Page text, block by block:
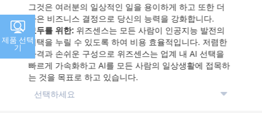
그것은 여러분의 일상적인 일을 용이하게 하고 또한 더
나은 비즈니스 결정으로 당신의 능력을 강화합니다.
모두를 위한: 위즈센스는 모든 사람이 인공지능 발전의
혜택을 누릴 수 있도록 하여 비용 효율적입니다. 저렴한
가격과 손쉬운 구성으로 위즈센스는 업계 내 AI 선택을
빠르게 가속화하고 AI를 모든 사람의 일상생활에 접목하
는 것을 목표로 하고 있습니다.
제품 선택
기